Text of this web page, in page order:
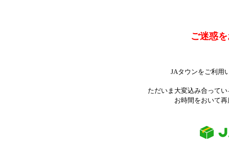
ご迷惑
JAタウンをご利用
ただいま大変込み合って
お時間をおいて